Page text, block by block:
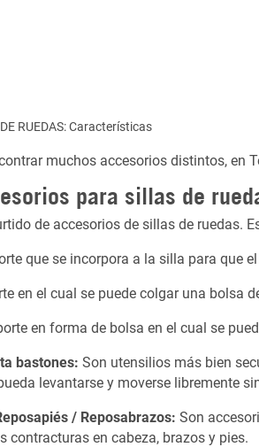
RUEDAS: Características
muchos accesorios distintos, en
para sillas de
de accesorios de sillas de ruedas.
que se incorpora a la silla para que
en el cual se puede colgar una bolsa
en forma de bolsa en el cual se
bastones:Son utensilios más bien
levantarse y moverse libremente
/ Reposabrazos:Son
contracturas en cabeza, brazos y pies.